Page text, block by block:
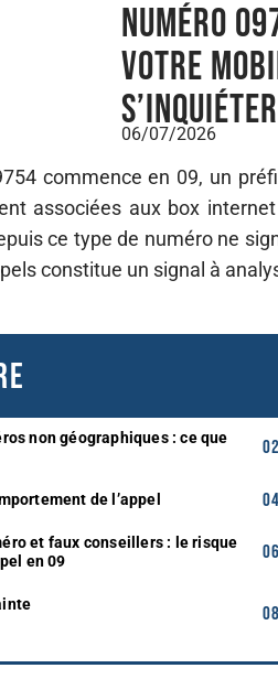
Numéro
votre
06/07/2026
commence en 09, un
associées aux box
ce type de numéro ne
constitue un signal à
non géographiques : ce que
de l’appel
et faux conseillers : le risque
en 09